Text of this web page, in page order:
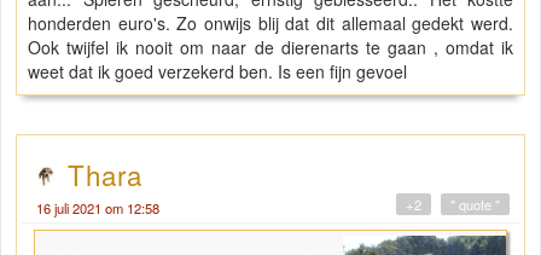
honderden euro's. Zo onwijs blij dat dit allemaal gedekt werd.
Ook twijfel ik nooit om naar de dierenarts te gaan , omdat ik
weet dat ik goed verzekerd ben. Is een fijn gevoel
Thara
16 juli 2021 om 12:58 " quote "
+2